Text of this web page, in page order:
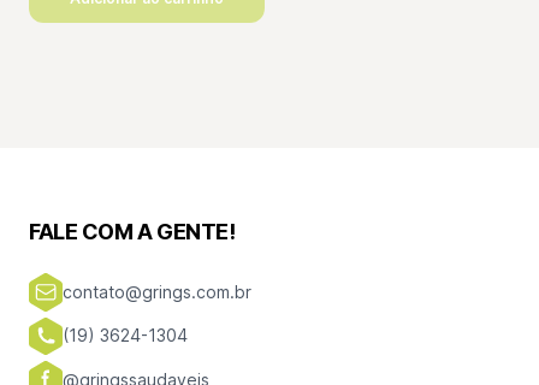
FALE COM A GENTE!
contato@grings.com.br
(19) 3624-1304
@gringssaudaveis